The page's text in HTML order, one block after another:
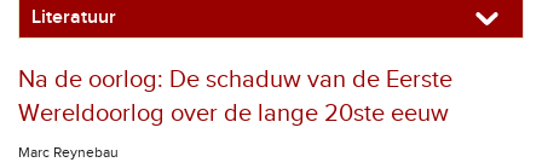
Literatuur
Na de oorlog: De schaduw van de Eerste
Wereldoorlog over de lange 20ste eeuw
Marc Reynebau